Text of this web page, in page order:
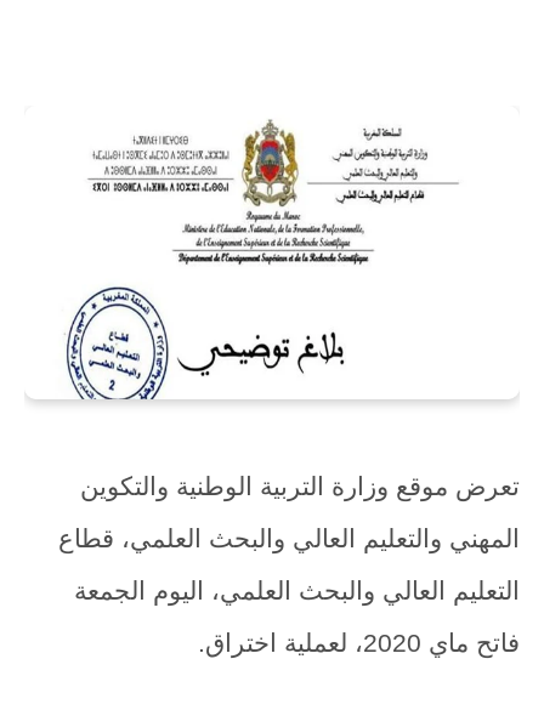
تعرض موقع وزارة التربية الوطنية والتكوين
المهني والتعليم العالي والبحث العلمي، قطاع
التعليم العالي والبحث العلمي، اليوم الجمعة
فاتح ماي 2020، لعملية اختراق.